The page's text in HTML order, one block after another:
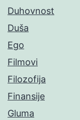
Duhovnost
Duša
Ego
Filmovi
Filozofija
Finansije
Gluma